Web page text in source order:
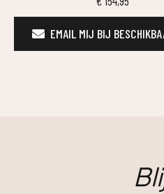
EMAIL MIJ BIJ